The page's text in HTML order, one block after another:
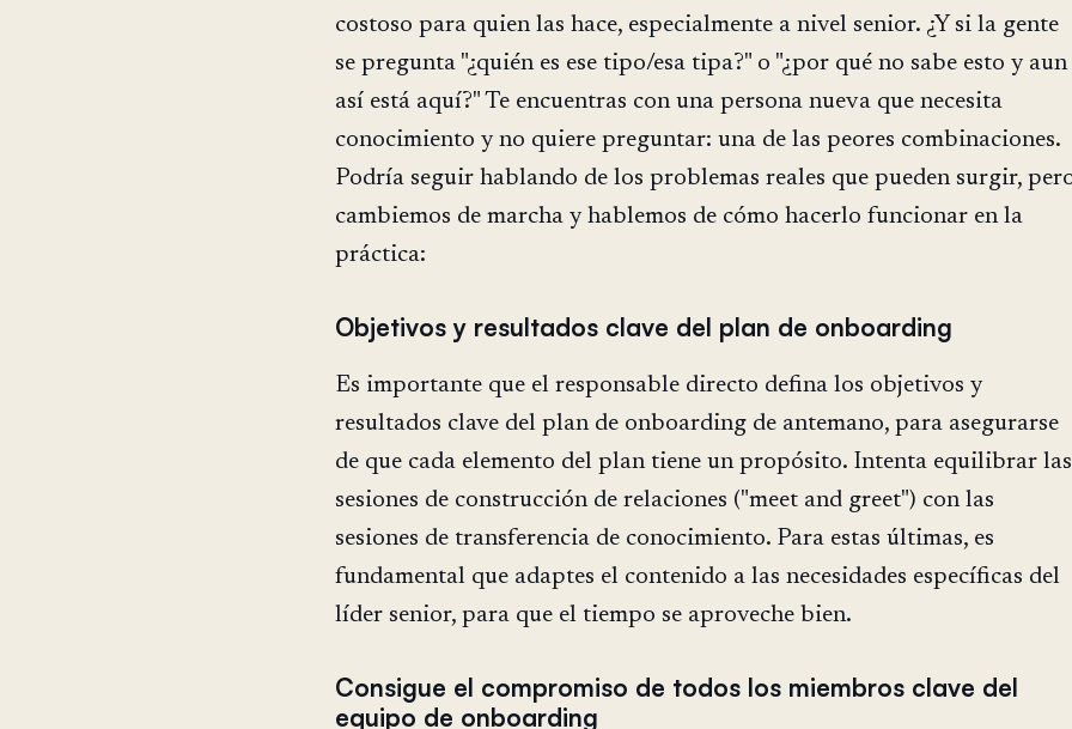
costoso para quien las hace, especialmente a nivel senior. ¿Y si la gente
se pregunta "¿quién es ese tipo/esa tipa?" o "¿por qué no sabe esto y aun
así está aquí?" Te encuentras con una persona nueva que necesita
conocimiento y no quiere preguntar: una de las peores combinaciones.
Podría seguir hablando de los problemas reales que pueden surgir,
cambiemos de marcha y hablemos de cómo hacerlo funcionar en la
práctica:
Objetivos y resultados clave del plan de onboarding
Es importante que el responsable directo defina los objetivos y
resultados clave del plan de onboarding de antemano, para asegurarse
de que cada elemento del plan tiene un propósito. Intenta equilibrar las
sesiones de construcción de relaciones ("meet and greet") con las
sesiones de transferencia de conocimiento. Para estas últimas, es
fundamental que adaptes el contenido a las necesidades específicas del
líder senior, para que el tiempo se aproveche bien.
Consigue el compromiso de todos los miembros clave del
equipo de onboarding